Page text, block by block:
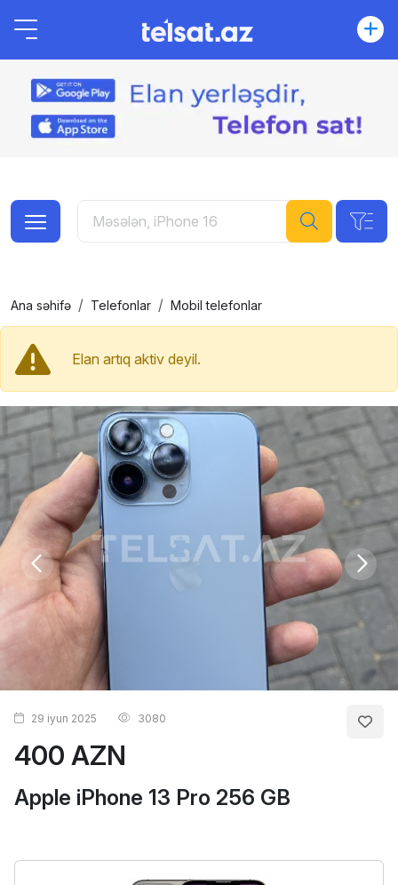
Ana səhifə Telefonlar Mobil telefonlar
Elan artıq aktiv deyil.
400 AZN
Apple iPhone 13 Pro 256 GB
29 iyun 2025 3080